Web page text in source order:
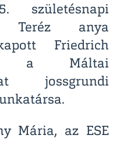
születésnapi
Teréz anya
Friedrich
a Máltai
jossgrundi
Mária, az ESE